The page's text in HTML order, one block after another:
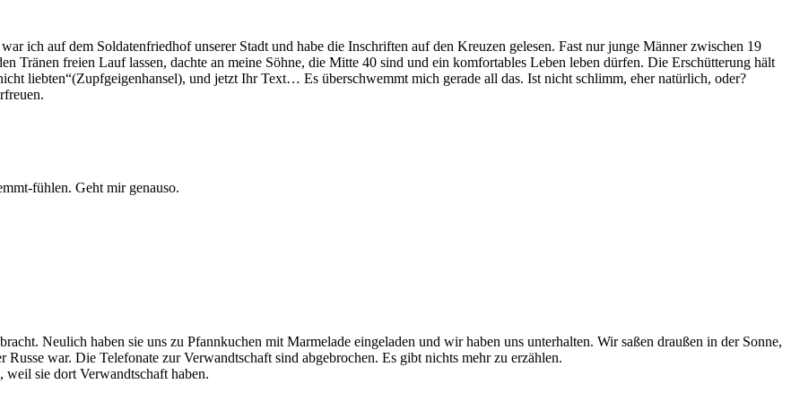
ich auf dem Soldatenfriedhof unserer Stadt und habe die Inschriften auf den Kreuzen gelesen. Fast nur junge Männer zwischen 19
freien Lauf lassen, dachte an meine Söhne, die Mitte 40 sind und ein komfortables Leben leben dürfen. Die Erschütterung hält
liebten“(Zupfgeigenhansel), und jetzt Ihr Text… Es überschwemmt mich gerade all das. Ist nicht schlimm, eher natürlich, oder?
fühlen. Geht mir genauso.
Neulich haben sie uns zu Pfannkuchen mit Marmelade eingeladen und wir haben uns unterhalten. Wir saßen draußen in der Sonne,
war. Die Telefonate zur Verwandtschaft sind abgebrochen. Es gibt nichts mehr zu erzählen.
sie dort Verwandtschaft haben.